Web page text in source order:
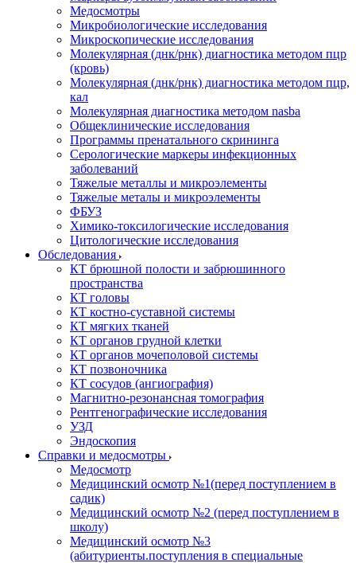
Медосмотры
Микробиологические исследования
Микроскопические исследования
Молекулярная (днк/рнк) диагностика методом пцр
(кровь)
Молекулярная (днк/рнк) диагностика методом пцр,
кал
Молекулярная диагностика методом nasba
Общеклинические исследования
Программы пренатального скрининга
Серологические маркеры инфекционных
заболеваний
Тяжелые металлы и микроэлементы
Тяжелые металы и микроэлементы
ФБУЗ
Химико-токсилогические исследования
Цитологические исследования
Обследования
КТ брюшной полости и забрюшинного
пространства
КТ головы
КТ костно-суставной системы
КТ мягких тканей
КТ органов грудной клетки
КТ органов мочеполовой системы
КТ позвоночника
КТ сосудов (ангиография)
Магнитно-резонансная томография
Рентгенографические исследования
УЗД
Эндоскопия
Справки и медосмотры
Медосмотр
Медицинский осмотр №1(перед поступлением в
садик)
Медицинский осмотр №2 (перед поступлением в
школу)
Медицинский осмотр №3
(абитуриенты.поступления в специальные